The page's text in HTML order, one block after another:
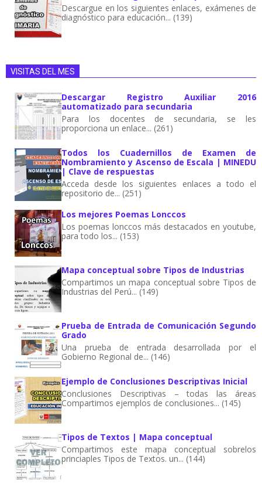
Descargue en los siguientes enlaces, exámenes de
diagnóstico para educación... (139)
VISITAS DEL MES
Descargar Registro Auxiliar 2016
automatizado para secundaria
Para los docentes de secundaria, se les
proporciona un enlace... (261)
Todos los Cuadernillos de Examen de
Nombramiento y Ascenso de Escala | MINEDU
| Clave de respuestas
Acceda desde los siguientes enlaces a todo el
repositorio de... (251)
Los mejores Poemas Lonccos
Los poemas lonccos más destacados en youtube,
para todo los... (153)
Mapa conceptual sobre Tipos de Industrias
Compartimos un mapa conceptual sobre Tipos de
Industrias del Perú... (149)
Prueba de Entrada de Comunicación Segundo
Grado
Una prueba de entrada desarrollada por el
Gobierno Regional de... (146)
Ejemplo de Conclusiones Descriptivas Inicial
Conclusiones Descriptivas – todas las áreas
Compartimos ejemplos de conclusiones... (145)
Tipos de Textos | Mapa conceptual
Compartimos este mapa conceptual sobrelos
princiaples Tipos de Textos. un... (144)